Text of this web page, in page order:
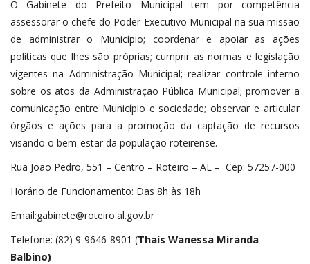
O Gabinete do Prefeito Municipal tem por competência
assessorar o chefe do Poder Executivo Municipal na sua missão
de administrar o Município; coordenar e apoiar as ações
políticas que lhes são próprias; cumprir as normas e legislação
vigentes na Administração Municipal; realizar controle interno
sobre os atos da Administração Pública Municipal; promover a
comunicação entre Município e sociedade; observar e articular
órgãos e ações para a promoção da captação de recursos
visando o bem-estar da população roteirense.
Rua João Pedro, 551 – Centro – Roteiro – AL – Cep: 57257-000
Horário de Funcionamento: Das 8h às 18h
Email:gabinete@roteiro.al.gov.br
Telefone: (82) 9-9646-8901 (Thaís Wanessa Miranda
Balbino)